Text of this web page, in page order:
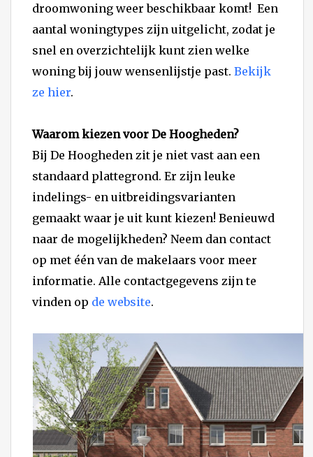
droomwoning weer beschikbaar komt! Een
aantal woningtypes zijn uitgelicht, zodat je
snel en overzichtelijk kunt zien welke
woning bij jouw wensenlijstje past. Bekijk
ze hier.
Waarom kiezen voor De Hoogheden?
Bij De Hoogheden zit je niet vast aan een
standaard plattegrond. Er zijn leuke
indelings- en uitbreidingsvarianten
gemaakt waar je uit kunt kiezen! Benieuwd
naar de mogelijkheden? Neem dan contact
op met één van de makelaars voor meer
informatie. Alle contactgegevens zijn te
vinden op de website.